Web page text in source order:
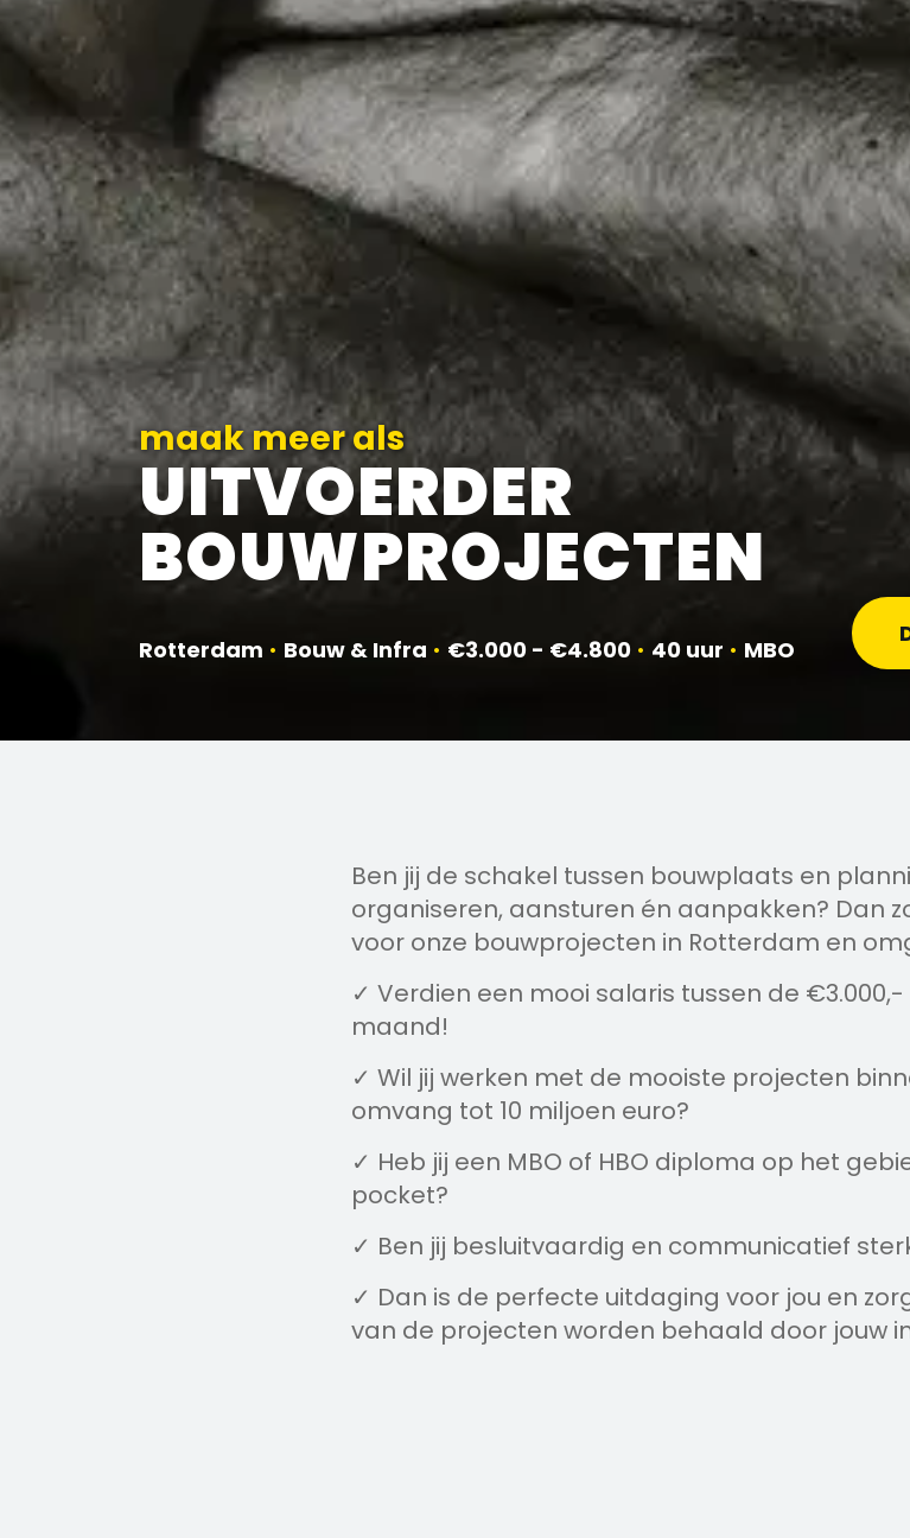
maak meer als
UITVOERDER
BOUWPROJECTEN
Rotterdam • Bouw & Infra • €3.000 - €4.800 • 40 uur • MBO
Ben jij de schakel tussen bouwplaats en
organiseren, aansturen én aanpakken? Dan
voor onze bouwprojecten in Rotterdam en
✓ Verdien een mooi salaris tussen de
maand!
✓ Wil jij werken met de mooiste projecten
omvang tot 10 miljoen euro?
✓ Heb jij een MBO of HBO diploma op het
pocket?
✓ Ben jij besluitvaardig en communicatief
✓ Dan is de perfecte uitdaging voor jou en
van de projecten worden behaald door jouw